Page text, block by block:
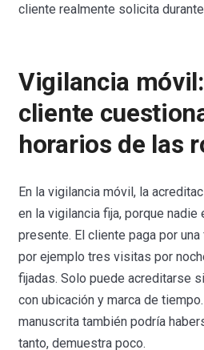
cliente realmente solicita
Vigilancia
cliente
horarios de las
En la vigilancia móvil, la
en la vigilancia fija, porque
presente. El cliente paga por
por ejemplo tres visitas por
fijadas. Solo puede acreditarse
con ubicación y marca de
manuscrita también podría
tanto, demuestra poco.